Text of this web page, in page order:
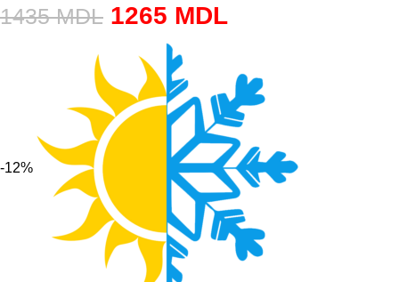
1435MDL 1265 MDL
-12%